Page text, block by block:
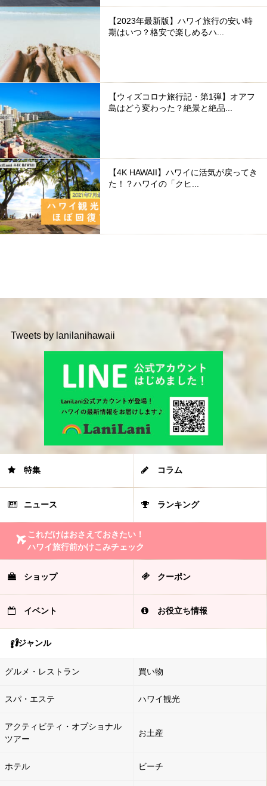
【2023年最新版】ハワイ旅行の安い時
期はいつ？格安で楽しめるハ...
【ウィズコロナ旅行記・第1弾】オアフ
島はどう変わった？絶景と絶品...
【4K HAWAII】ハワイに活気が戻ってき
た！？ハワイの「クヒ...
Tweets by lanilanihawaii
特集 コラム
ニュース ランキング
これだけはおさえておきたい！
ハワイ旅行前かけこみチェック
ショップ クーポン
イベント お役立ち情報
ジャンル
グルメ・レストラン 買い物
スパ・エステ ハワイ観光
アクティビティ・オプショナル
ツアー
お土産
ホテル ビーチ